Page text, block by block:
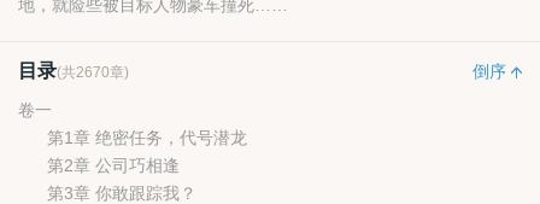
地，就险些被目标人物豪车撞死……
目录(共2670章)
倒序
卷一
第1章 绝密任务，代号潜龙
第2章 公司巧相逢
第3章 你敢跟踪我？